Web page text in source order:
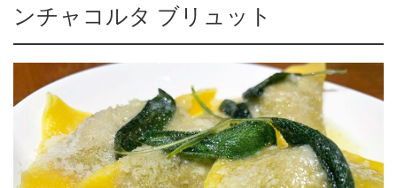
ンチャコルタ ブリュット